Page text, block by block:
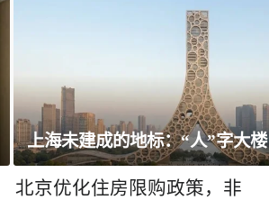
上海未建成的地标：“人”字大楼
北京优化住房限购政策，非